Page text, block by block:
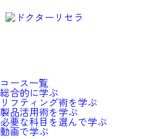
について
コース一覧
総合的に学ぶ
リフティング術を学ぶ
製品活用術を学ぶ
必要な科目を選んで学ぶ
動画で学ぶ